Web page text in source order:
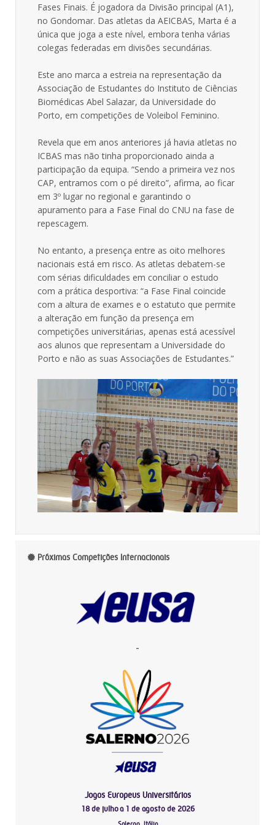
Fases Finais. É jogadora da Divisão principal (A1),
no Gondomar. Das atletas da AEICBAS, Marta é a
única que joga a este nível, embora tenha várias
colegas federadas em divisões secundárias.
Este ano marca a estreia na representação da
Associação de Estudantes do Instituto de Ciências
Biomédicas Abel Salazar, da Universidade do
Porto, em competições de Voleibol Feminino.
Revela que em anos anteriores já havia atletas no
ICBAS mas não tinha proporcionado ainda a
participação da equipa. “Sendo a primeira vez nos
CAP, entramos com o pé direito”, afirma, ao ficar
em 3º lugar no regional e garantindo o
apuramento para a Fase Final do CNU na fase de
repescagem.
No entanto, a presença entre as oito melhores
nacionais está em risco. As atletas debatem-se
com sérias dificuldades em conciliar o estudo
com a prática desportiva: “a Fase Final coincide
com a altura de exames e o estatuto que permite
a alteração em função da presença em
competições universitárias, apenas está acessível
aos alunos que representam a Universidade do
Porto e não as suas Associações de Estudantes.”
Próximas Competições Internacionais
-
Jogos Europeus Universitários
18 de julho a 1 de agosto de 2026